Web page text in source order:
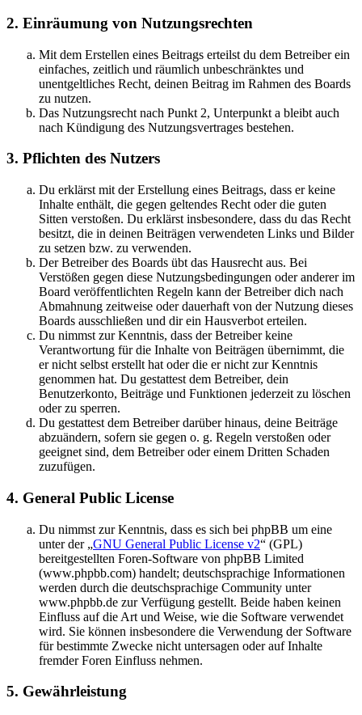
2. Einräumung von Nutzungsrechten
Mit dem Erstellen eines Beitrags erteilst du dem Betreiber ein
einfaches, zeitlich und räumlich unbeschränktes und
unentgeltliches Recht, deinen Beitrag im Rahmen des Boards
zu nutzen.
Das Nutzungsrecht nach Punkt 2, Unterpunkt a bleibt auch
nach Kündigung des Nutzungsvertrages bestehen.
3. Pflichten des Nutzers
Du erklärst mit der Erstellung eines Beitrags, dass er keine
Inhalte enthält, die gegen geltendes Recht oder die guten
Sitten verstoßen. Du erklärst insbesondere, dass du das Recht
besitzt, die in deinen Beiträgen verwendeten Links und Bilder
zu setzen bzw. zu verwenden.
Der Betreiber des Boards übt das Hausrecht aus. Bei
Verstößen gegen diese Nutzungsbedingungen oder anderer im
Board veröffentlichten Regeln kann der Betreiber dich nach
Abmahnung zeitweise oder dauerhaft von der Nutzung dieses
Boards ausschließen und dir ein Hausverbot erteilen.
Du nimmst zur Kenntnis, dass der Betreiber keine
Verantwortung für die Inhalte von Beiträgen übernimmt, die
er nicht selbst erstellt hat oder die er nicht zur Kenntnis
genommen hat. Du gestattest dem Betreiber, dein
Benutzerkonto, Beiträge und Funktionen jederzeit zu löschen
oder zu sperren.
Du gestattest dem Betreiber darüber hinaus, deine Beiträge
abzuändern, sofern sie gegen o. g. Regeln verstoßen oder
geeignet sind, dem Betreiber oder einem Dritten Schaden
zuzufügen.
4. General Public License
Du nimmst zur Kenntnis, dass es sich bei phpBB um eine
unter der „GNU General Public License v2“ (GPL)
bereitgestellten Foren-Software von phpBB Limited
(www.phpbb.com) handelt; deutschsprachige Informationen
werden durch die deutschsprachige Community unter
www.phpbb.de zur Verfügung gestellt. Beide haben keinen
Einfluss auf die Art und Weise, wie die Software verwendet
wird. Sie können insbesondere die Verwendung der Software
für bestimmte Zwecke nicht untersagen oder auf Inhalte
fremder Foren Einfluss nehmen.
5. Gewährleistung